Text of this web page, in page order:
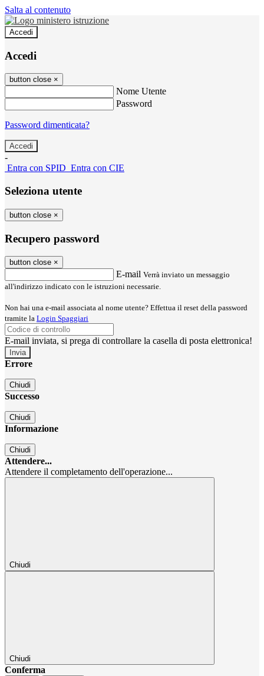
Salta al contenuto
Accedi
Accedi
button close ×
Nome Utente
Password
Password dimenticata?
-
Entra con SPID Entra con CIE
Seleziona utente
button close ×
Recupero password
button close ×
E-mail Verrà inviato un messaggio
all'indirizzo indicato con le istruzioni necessarie.
Non hai una e-mail associata al nome utente? Effettua il reset della password
tramite la Login Spaggiari
E-mail inviata, si prega di controllare la casella di posta elettronica!
Errore
Chiudi
Successo
Chiudi
Informazione
Chiudi
Attendere...
Attendere il completamento dell'operazione...
Chiudi
Chiudi
Conferma